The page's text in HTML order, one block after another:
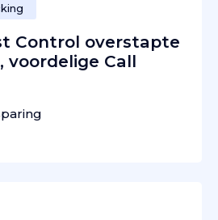
Control overstapte
voordelige Call